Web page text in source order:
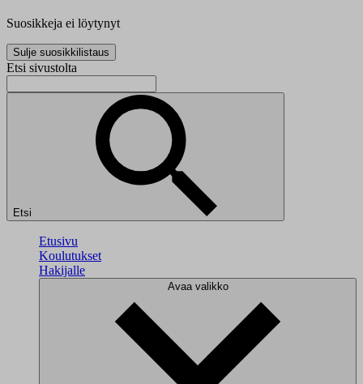
Suosikkeja ei löytynyt
Sulje suosikkilistaus
Etsi sivustolta
Etsi
Etusivu
Koulutukset
Hakijalle
Avaa valikko